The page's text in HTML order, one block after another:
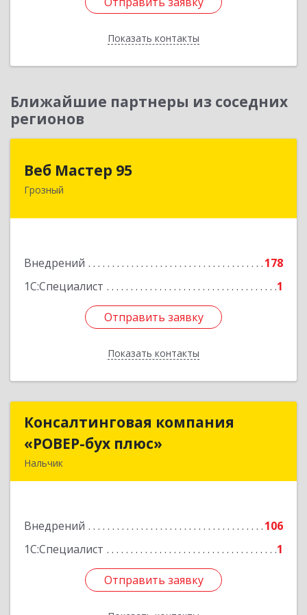
Показать контакты
Назад
Ближайшие партнеры из соседних
регионов
Веб Мастер 95
Грозный
Внедрений
178
1С:Специалист
1
Отправить заявку
Показать контакты
Подробнее
Отправить заявку
Назад
Консалтинговая компания
«РОВЕР-бух плюс»
Нальчик
Внедрений
106
1С:Специалист
1
Отправить заявку
Консалтинговая компания
«РОВЕР-бух плюс»
Подробнее
Отправить заявку